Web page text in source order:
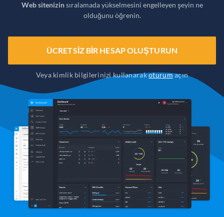
Web sitenizinsıralamada yükselmesini engelleyen şeyin ne
olduğunu öğrenin.
ÜCRETSIZ BIR HESAP OLUŞTURUN
Veya kimlik bilgilerinizi kullanarakoturumaçın